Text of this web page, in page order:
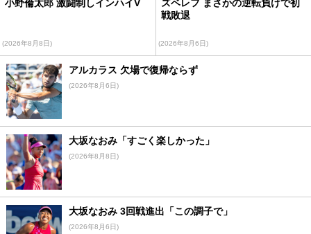
小野倫太郎 激闘制しインハイV
(2026年8月8日)
ズベレフ まさかの逆転負けで初
戦敗退
(2026年8月6日)
アルカラス 欠場で復帰ならず
(2026年8月6日)
大坂なおみ「すごく楽しかった」
(2026年8月8日)
大坂なおみ 3回戦進出「この調子で」
(2026年8月6日)